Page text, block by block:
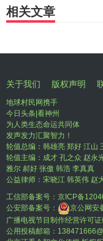
相关文章
关于我们 版权声明
地球村民网携手
今日头条|看神州
为人类生态命运共同体
发声发力汇聚智力！
轮值总编：韩雄亮 郑好 江山
轮值主编：成才 孔之众 赵永
雅尔 郝好 张傲 韩浩 李真真
公益律师：宋晓江 韩英伟 赵
工信部备案号： 京ICP备
公安部备案号：
京公网安
广播电视节目制作经营许可
公用投稿邮箱：